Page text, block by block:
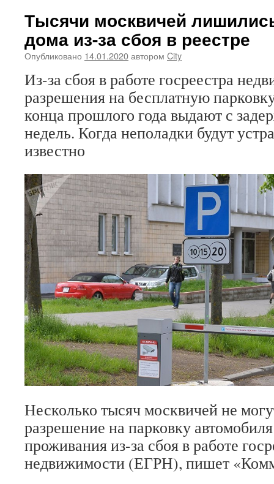
Тысячи москвичей
дома из-за сбоя в реестре
Опубликовано 14.01.2020автором City
Из-за сбоя в работе госреестра
разрешения на бесплатную
конца прошлого года выдают с
недель. Когда неполадки будут
известно
Несколько тысяч москвичей не
разрешение на парковку
проживания из-за сбоя в работе
недвижимости (ЕГРН), пишет